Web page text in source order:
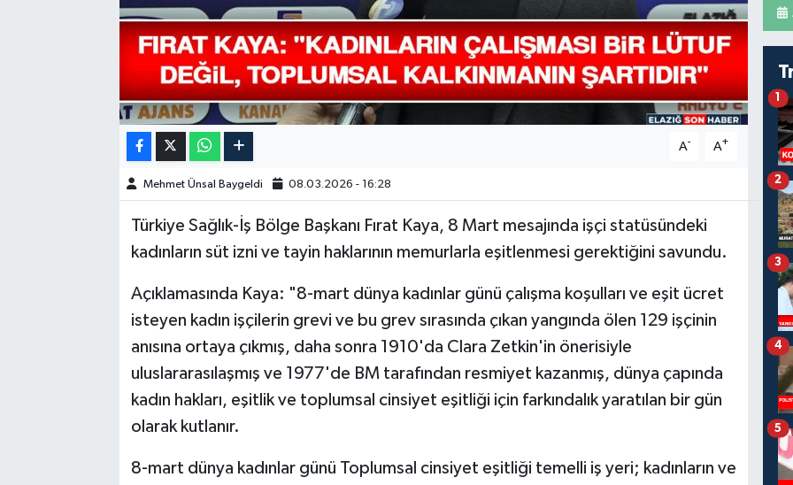
A- A+
Mehmet Ünsal Baygeldi 08.03.2026 - 16:28
Türkiye Sağlık-İş Bölge Başkanı Fırat Kaya, 8 Mart mesajında işçi statüsündeki
kadınların süt izni ve tayin haklarının memurlarla eşitlenmesi gerektiğini savundu.
Açıklamasında Kaya: "8-mart dünya kadınlar günü çalışma koşulları ve eşit ücret
isteyen kadın işçilerin grevi ve bu grev sırasında çıkan yangında ölen 129 işçinin
anısına ortaya çıkmış, daha sonra 1910'da Clara Zetkin'in önerisiyle
uluslararasılaşmış ve 1977'de BM tarafından resmiyet kazanmış, dünya çapında
kadın hakları, eşitlik ve toplumsal cinsiyet eşitliği için farkındalık yaratılan bir gün
olarak kutlanır.
8-mart dünya kadınlar günü Toplumsal cinsiyet eşitliği temelli iş yeri; kadınların ve
1
2
3
4
5